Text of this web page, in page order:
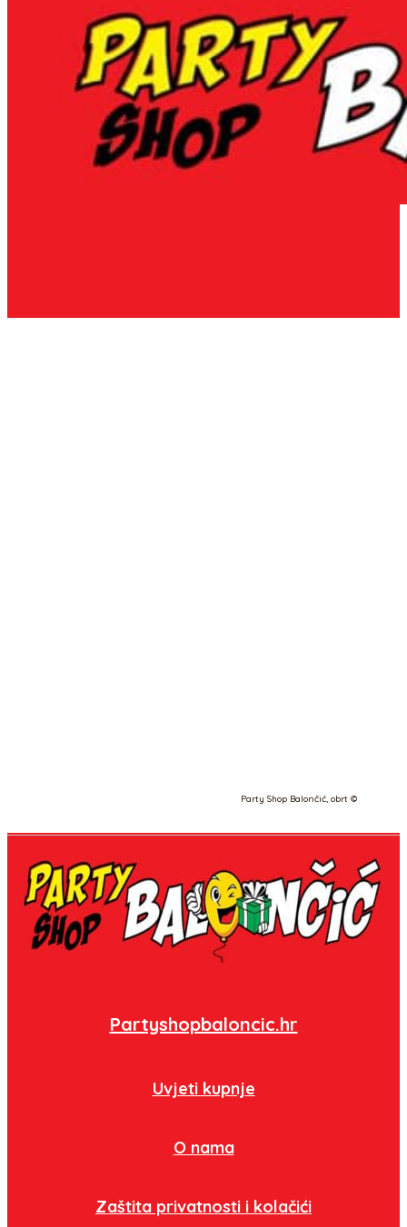
Party Shop Balončić, obrt ©
Partyshopbaloncic.hr
Uvjeti kupnje
O nama
Zaštita privatnosti i kolačići